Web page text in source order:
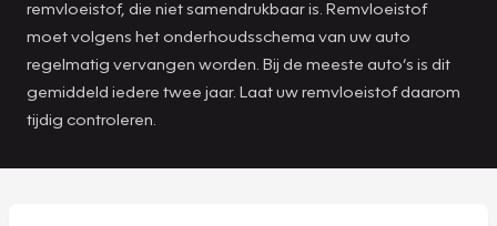
remvloeistof, die niet samendrukbaar is. Remvloeistof
moet volgens het onderhoudsschema van uw auto
regelmatig vervangen worden. Bij de meeste auto’s is dit
gemiddeld iedere twee jaar. Laat uw remvloeistof daarom
tijdig controleren.